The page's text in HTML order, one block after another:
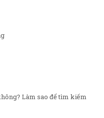
Làm sao để tìm kiếm